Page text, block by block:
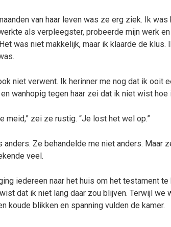
van haar leven was ze erg ziek. Ik
als verpleegster, probeerde mijn werk
was niet makkelijk, maar ik klaarde de
niet verwent. Ik herinner me nog dat ik ooit
wanhopig tegen haar zei dat ik niet wist hoe
meid,” zei ze rustig. “Je lost het wel op.”
anders. Ze behandelde me niet anders. Maar
veel.
iedereen naar het huis om het testament te
dat ik niet lang daar zou blijven. Terwijl we
koude blikken en spanning vulden de kamer.